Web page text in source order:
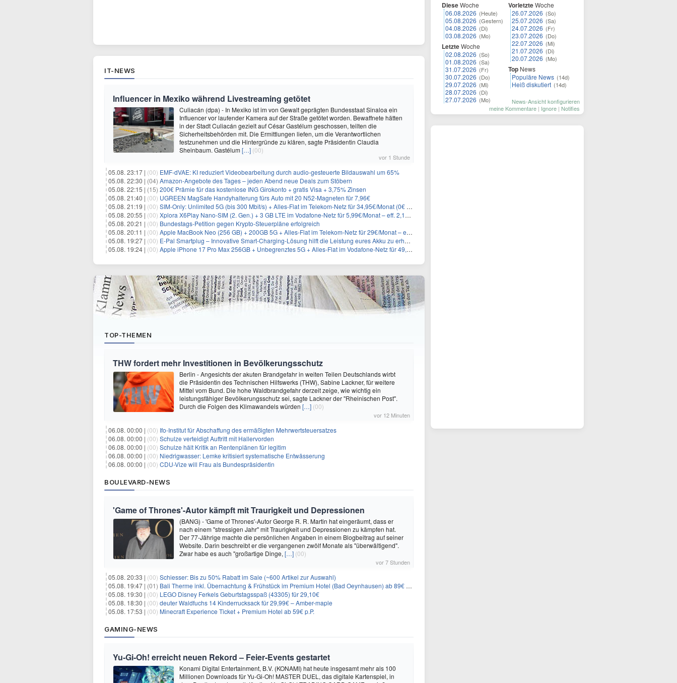
IT-NEWS
Influencer in Mexiko während Livestreaming getötet
Culiacán (dpa) - In Mexiko ist im von Gewalt geprägten Bundesstaat Sinaloa ein
Influencer vor laufender Kamera auf der Straße getötet worden. Bewaffnete hätten
in der Stadt Culiacán gezielt auf César Gastélum geschossen, teilten die
Sicherheitsbehörden mit. Die Ermittlungen liefen, um die Verantwortlichen
festzunehmen und die Hintergründe zu klären, sagte Präsidentin Claudia
Sheinbaum. Gastélum[…] (00)
vor 1 Stunde
05.08. 23:17 | (00) EMF-dVAE: KI reduziert Videobearbeitung durch audio-gesteuerte Bildauswahl um 65%
05.08. 22:30 | (04) Amazon-Angebote des Tages – jeden Abend neue Deals zum Stöbern
05.08. 22:15 | (15) 200€ Prämie für das kostenlose ING Girokonto + gratis Visa + 3,75% Zinsen
05.08. 21:40 | (00) UGREEN MagSafe Handyhalterung fürs Auto mit 20 N52-Magneten für 7,96€
05.08. 21:19 | (00) SIM-Only: Unlimited 5G (bis 300 Mbit/s) + Alles-Flat im Telekom-Netz für 34,95€/Monat (0€ AG)
05.08. 20:55 | (00) Xplora X6Play Nano-SIM (2. Gen.) + 3 GB LTE im Vodafone-Netz für 5,99€/Monat – eff. 2,15€/Monat
05.08. 20:21 | (00) Bundestags-Petition gegen Krypto-Steuerpläne erfolgreich
05.08. 20:11 | (00) Apple MacBook Neo (256 GB) + 200GB 5G + Alles-Flat im Telekom-Netz für 29€/Monat – eff. 5,87€/Monat
05.08. 19:27 | (00) E-Pal Smartplug – Innovative Smart-Charging-Lösung hilft die Leistung eures Akku zu erhalten
05.08. 19:24 | (00) Apple iPhone 17 Pro Max 256GB + Unbegrenztes 5G + Alles-Flat im Vodafone-Netz für 49,99€/Monat – eff. 9,78€/Monat
TOP-THEMEN
THW fordert mehr Investitionen in Bevölkerungsschutz
Berlin - Angesichts der akuten Brandgefahr in weiten Teilen Deutschlands wirbt
die Präsidentin des Technischen Hilfswerks (THW), Sabine Lackner, für weitere
Mittel vom Bund. Die hohe Waldbrandgefahr derzeit zeige, wie wichtig ein
leistungsfähiger Bevölkerungsschutz sei, sagte Lackner der "Rheinischen Post".
Durch die Folgen des Klimawandels würden […] (00)
vor 12 Minuten
06.08. 00:00 | (00) Ifo-Institut für Abschaffung des ermäßigten Mehrwertsteuersatzes
06.08. 00:00 | (00) Schulze verteidigt Auftritt mit Hallervorden
06.08. 00:00 | (00) Schulze hält Kritik an Rentenplänen für legitim
06.08. 00:00 | (00) Niedrigwasser: Lemke kritisiert systematische Entwässerung
06.08. 00:00 | (00) CDU-Vize will Frau als Bundespräsidentin
BOULEVARD-NEWS
'Game of Thrones'-Autor kämpft mit Traurigkeit und Depressionen
(BANG) - 'Game of Thrones'-Autor George R. R. Martin hat eingeräumt, dass er
nach einem "stressigen Jahr" mit Traurigkeit und Depressionen zu kämpfen hat.
Der 77-Jährige machte die persönlichen Angaben in einem Blogbeitrag auf seiner
Website. Darin beschreibt er die vergangenen zwölf Monate als "überwältigend".
Zwar habe es auch "großartige Dinge, […] (00)
vor 7 Stunden
05.08. 20:33 | (00) Schiesser: Bis zu 50% Rabatt im Sale (~600 Artikel zur Auswahl)
05.08. 19:47 | (01) Bali Therme inkl. Übernachtung & Frühstück im Premium Hotel (Bad Oeynhausen) ab 89€ p.P.
05.08. 19:30 | (00) LEGO Disney Ferkels Geburtstagsspaß (43305) für 29,10€
05.08. 18:30 | (00) deuter Waldfuchs 14 Kinderrucksack für 29,99€ – Amber-maple
05.08. 17:53 | (00) Minecraft Experience Ticket + Premium Hotel ab 59€ p.P.
GAMING-NEWS
Yu‑Gi‑Oh! erreicht neuen Rekord – Feier‑Events gestartet
Konami Digital Entertainment, B.V. (KONAMI) hat heute insgesamt mehr als 100
Millionen Downloads für Yu-Gi-Oh! MASTER DUEL, das digitale Kartenspiel, in
DieseWoche
06.08.2026 (Heute)
05.08.2026 (Gestern)
04.08.2026 (Di)
03.08.2026 (Mo)
LetzteWoche
02.08.2026 (So)
01.08.2026 (Sa)
31.07.2026 (Fr)
30.07.2026 (Do)
29.07.2026 (Mi)
28.07.2026 (Di)
27.07.2026 (Mo)
VorletzteWoche
26.07.2026 (So)
25.07.2026 (Sa)
24.07.2026 (Fr)
23.07.2026 (Do)
22.07.2026 (Mi)
21.07.2026 (Di)
20.07.2026 (Mo)
Top News
Populäre News (14d)
Heiß diskutiert (14d)
News-Ansicht konfigurieren
meine Kommentare | Ignore | Notifies